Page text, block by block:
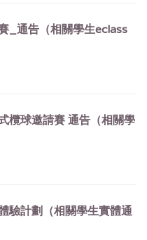
_通告（相關學生eclass
球邀請賽 通告（相關學
驗計劃（相關學生實體通